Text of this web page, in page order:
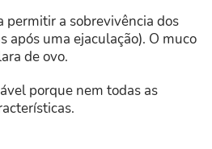
permitir a sobrevivência dos
após uma ejaculação). O muco
de ovo.
porque nem todas as